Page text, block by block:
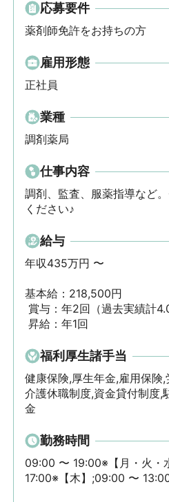
応募要件
薬剤師免許をお持ちの方
雇用形態
正社員
業種
調剤薬局
仕事内容
調剤、監査、服薬指導など
ください♪
給与
年収435万円 〜
基本給：218,500円
昇給：年1回
福利厚生諸手当
健康保険,厚生年金,雇用保険
介護休職制度,資金貸付制度,
金
勤務時間
09:00 〜 19:00※【月・火・
17:00※【木】;09:00 〜